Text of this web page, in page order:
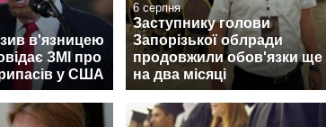
в'язницею
ЗМІ про
у США
6 серпня
Заступнику голови
Запорізької облради
продовжили обов'язки ще
на два місяці